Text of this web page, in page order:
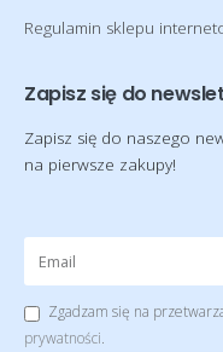
Regulamin sklepu
Zapisz się do
Zapisz się do naszego
na pierwsze zakupy!
Zgadzam się na
prywatności.